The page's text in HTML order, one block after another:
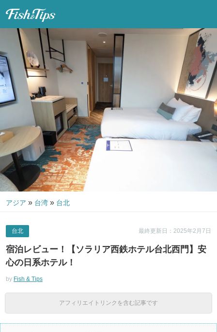
アジア » 台湾 » 台北
最終更新日：2025年2月7日
台北
宿泊レビュー！【ソラリア西鉄ホテル台北西門】安
心の日系ホテル！
by Fish & Tips
アフィリエイトリンクを含む記事です